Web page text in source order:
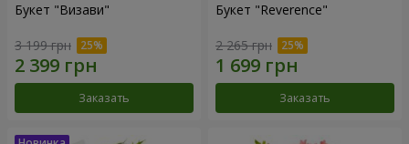
Букет "Визави"
3 199 грн
Заказать
Букет "Reverence"
2 265 грн
Заказать